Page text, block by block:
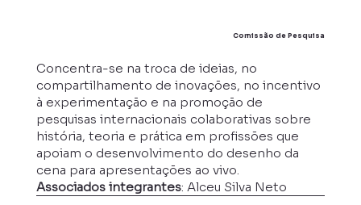
Comissão de Pesquisa
Concentra-se na troca de ideias, no
compartilhamento de inovações, no incentivo
à experimentação e na promoção de
pesquisas internacionais colaborativas sobre
história, teoria e prática em profissões que
apoiam o desenvolvimento do desenho da
cena para apresentações ao vivo.
Associados integrantes: Alceu Silva Neto